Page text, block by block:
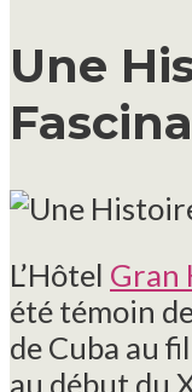
Une
L’Hôtel Gran
été témoin
de Cuba au
au début du